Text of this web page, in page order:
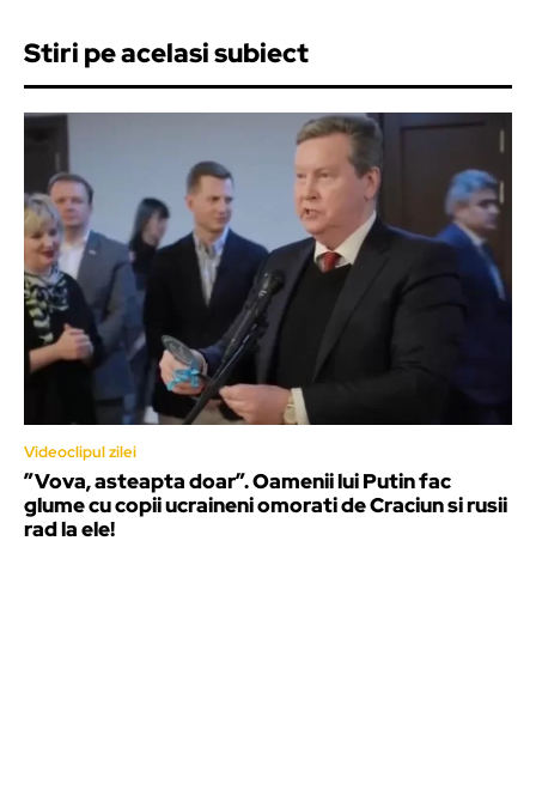
Stiri pe acelasi subiect
Videoclipul zilei
”Vova, asteapta doar”. Oamenii lui Putin fac
glume cu copii ucraineni omorati de Craciun si rusii
rad la ele!